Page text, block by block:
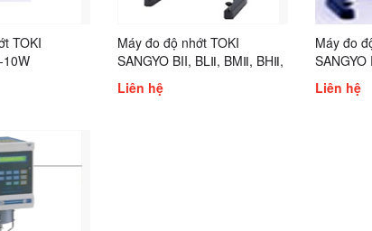
TOKI
10W
Máy đo độ nhớt TOKI
SANGYO BII, BLⅡ, BMⅡ, BHⅡ,
BSⅡ
Liên hệ
Máy đo
Liên hệ